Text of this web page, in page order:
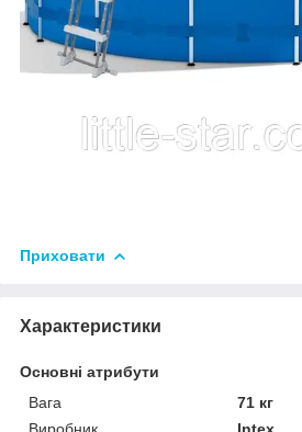
Приховати
Характеристики
Основні атрибути
Вага
71 кг